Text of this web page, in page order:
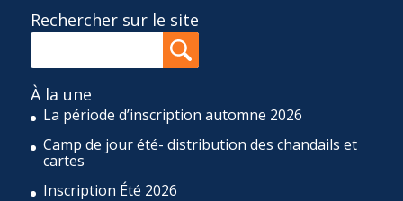
Rechercher sur le site
À la une
La période d’inscription automne 2026
Camp de jour été- distribution des chandails et
cartes
Inscription Été 2026